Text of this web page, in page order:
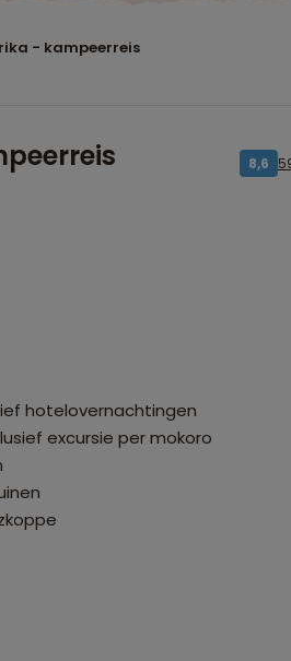
- kampeerreis
8,6
hotelovernachtingen
excursie per mokoro